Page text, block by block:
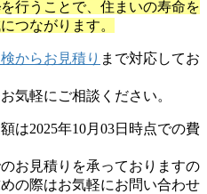
を行うことで、住まいの寿命を
つながります。
からお見積り まで対応してお
お気軽にご相談ください。
は2025年10月03日時点での費
お見積りを承っておりますの
の際はお気軽にお問い合わせ